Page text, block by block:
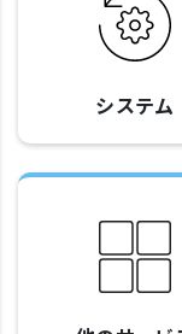
システム